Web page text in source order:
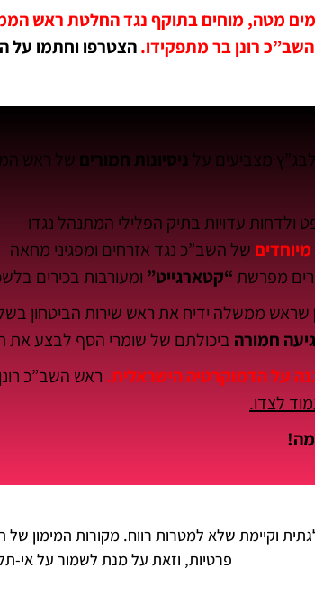
מטה, מוחים בתוקף נגד החלטת ראש
השב”כ רונן בר מתפקידו.הצטרפו וחתמו על
מצביעים על ניסיונות חמורים של ראש
ולדחות עדויות בתיק הפלילי המתנהל נגדו
של השב”כ נגד אזרחים ומפגיני מחאה
מפרשת“קטארגייט” ומעורבות בכירים
שראש ממשלה ידיח את ראש שירות הביטחון בשל
חמורה ביכולתם של שומרי הסף לבצע את
על הדמוקרטיה הישראלית. ראש השב”כ
לצדו.
וקיימת שלא למטרות רווח. מקורות המימון
פרטיות, וזאת על מנת לשמור על אי-